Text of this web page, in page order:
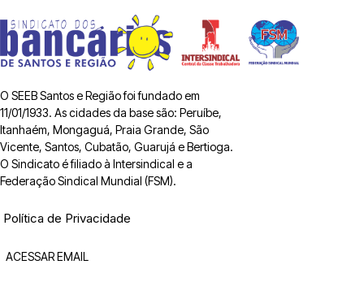
O SEEB Santos e Região foi fundado em
11/01/1933. As cidades da base são: Peruíbe,
Itanhaém, Mongaguá, Praia Grande, São
Vicente, Santos, Cubatão, Guarujá e Bertioga.
O Sindicato é filiado à Intersindical e a
Federação Sindical Mundial (FSM).
Política de Privacidade
ACESSAR EMAIL